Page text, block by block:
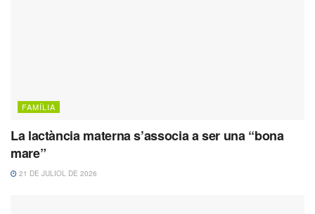
FAMÍLIA
La lactància materna s’associa a ser una “bona
mare”
21 DE JULIOL DE 2026